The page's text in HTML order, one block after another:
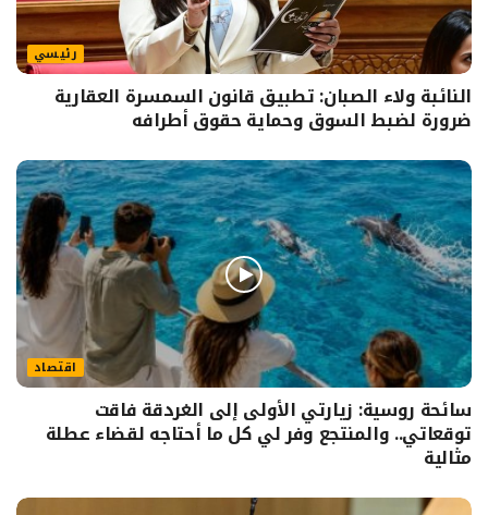
رئيسي
النائبة ولاء الصبان: تطبيق قانون السمسرة العقارية
ضرورة لضبط السوق وحماية حقوق أطرافه
اقتصاد
سائحة روسية: زيارتي الأولى إلى الغردقة فاقت
توقعاتي.. والمنتجع وفر لي كل ما أحتاجه لقضاء عطلة
مثالية